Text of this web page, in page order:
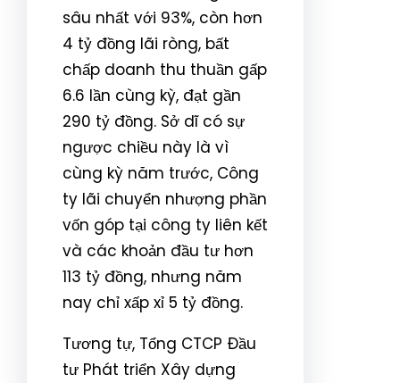
sâu nhất với 93%, còn hơn
4 tỷ đồng lãi ròng, bất
chấp doanh thu thuần gấp
6.6 lần cùng kỳ, đạt gần
290 tỷ đồng. Sở dĩ có sự
ngược chiều này là vì
cùng kỳ năm trước, Công
ty lãi chuyển nhượng phần
vốn góp tại công ty liên kết
và các khoản đầu tư hơn
113 tỷ đồng, nhưng năm
nay chỉ xấp xỉ 5 tỷ đồng.
Tương tự, Tổng CTCP Đầu
tư Phát triển Xây dựng